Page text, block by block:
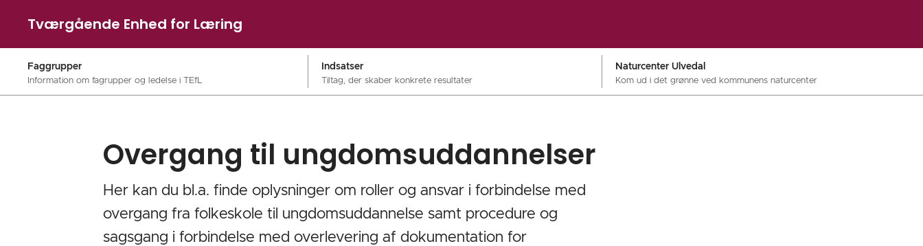
Tværgående Enhed for Læring
Faggrupper
Information om fagrupper og ledelse i TEfL
Indsatser
Tiltag, der skaber konkrete resultater
Naturcenter Ulvedal
Kom ud i det grønne ved kommunens naturcenter
Overgang til ungdomsuddannelser
Her kan du bl.a. finde oplysninger om roller og ansvar i forbindelse med
overgang fra folkeskole til ungdomsuddannelse samt procedure og
sagsgang i forbindelse med overlevering af dokumentation for